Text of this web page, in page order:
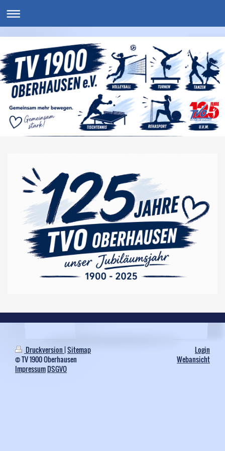
Druckversion |Sitemap
© TV 1900 Oberhausen
ImpressumDSGVO
Login
Webansicht